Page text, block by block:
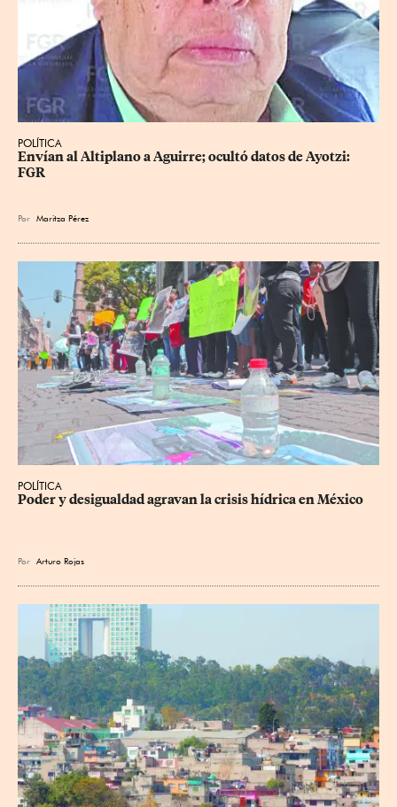
POLÍTICA
Envían al Altiplano a Aguirre; ocultó datos de Ayotzi:
FGR
Por Maritza Pérez
POLÍTICA
Poder y desigualdad agravan la crisis hídrica en México
Por Arturo Rojas